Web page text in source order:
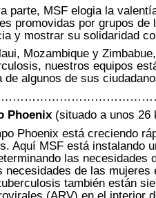
parte, MSF elogia la
promovidas por grupos
y mostrar su solidaridad
Mozambique y
nuestros equipos
de algunos de sus
Phoenix (situado a unos 26
Phoenix está creciendo
Aquí MSF está instalando
las necesidades
necesidades de las
también están
(ARV) en el interior